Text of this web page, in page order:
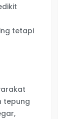
tetapi
tepung